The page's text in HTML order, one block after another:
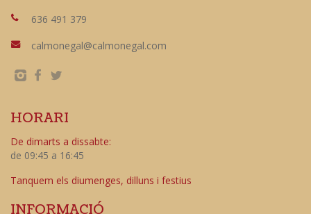
636 491 379
calmonegal@calmonegal.com
HORARI
De dimarts a dissabte:
de 09:45 a 16:45
Tanquem els diumenges, dilluns i festius
INFORMACIÓ